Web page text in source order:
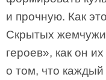
и прочную. Как
Скрытых
героев», как он
о том, что